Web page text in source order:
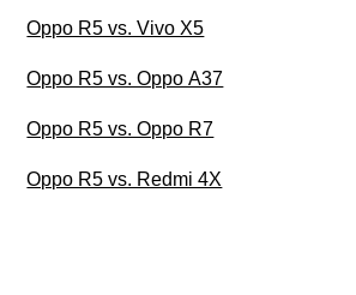
Oppo R5 vs. Vivo X5
Oppo R5 vs. Oppo A37
Oppo R5 vs. Oppo R7
Oppo R5 vs. Redmi 4X